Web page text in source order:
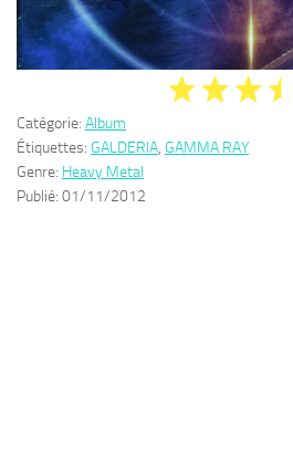
Catégorie: Album
Étiquettes: GALDERIA, GAMMA RAY
Genre: Heavy Metal
Publié: 01/11/2012